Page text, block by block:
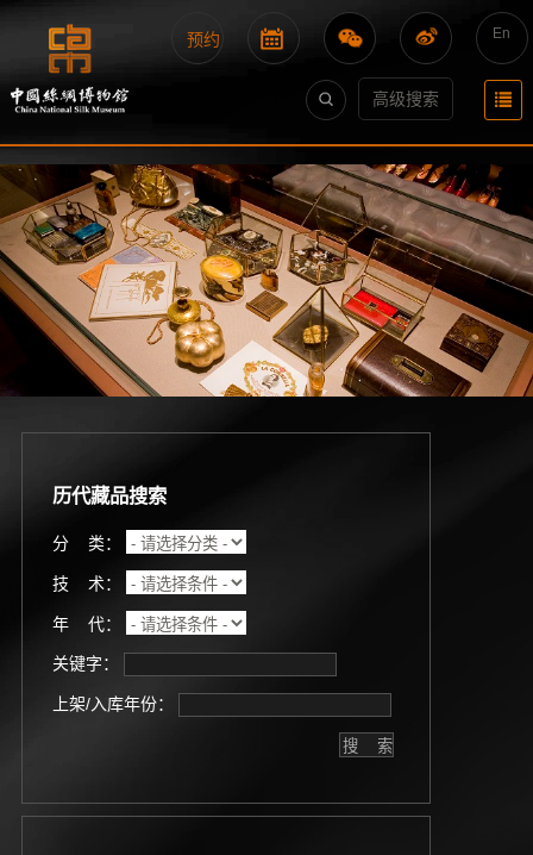
En
预约
高级搜索
历代藏品搜索
分 类：
技 术：
年 代：
关键字：
上架/入库年份：